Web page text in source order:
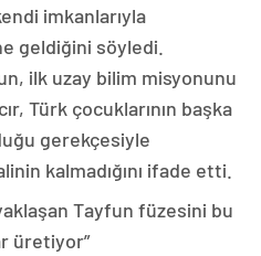
imkanlarıyla
geldiğini söyledi.
ilk uzay bilim misyonunu
Türk çocuklarının başka
gerekçesiyle
kalmadığını ifade etti.
Tayfun füzesini bu
üretiyor”